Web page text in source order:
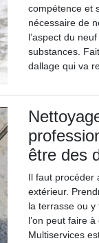
compétence et
nécessaire de
l’aspect du
substances.
dallage qui va
être des
Il faut procéder
extérieur.
la terrasse ou y
l’on peut faire
Multiservices